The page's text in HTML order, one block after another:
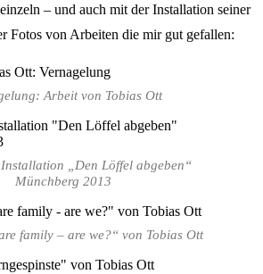
– und auch mit der Installation seiner
Fotos von Arbeiten die mir gut gefallen:
Arbeit von Tobias Ott
„Den Löffel abgeben“
Münchberg 2013
family – are we?“ von Tobias Ott